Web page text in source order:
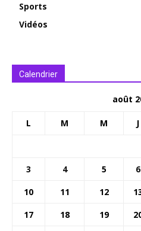
Sports
Vidéos
Calendrier
août
L M M J
3
4 5 6
10
11 12
17
18 19